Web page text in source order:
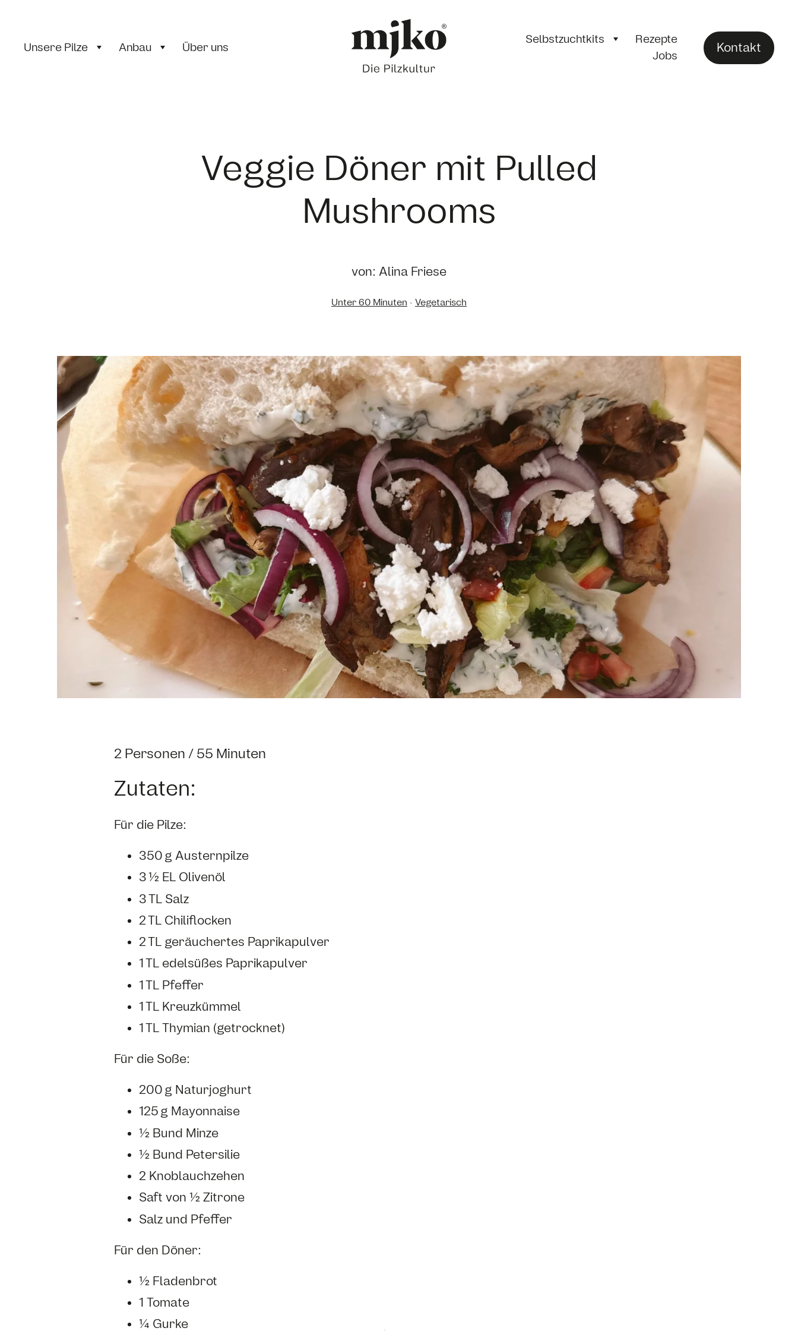
Unsere Pilze Anbau Über uns
Selbstzuchtkits
Rezepte
Jobs
Kontakt
Veggie Döner mit Pulled
Mushrooms
von: Alina Friese
Unter 60 Minuten · Vegetarisch
2 Personen / 55 Minuten
Zutaten:
Für die Pilze:
350 g Austernpilze
3 ½ EL Olivenöl
3 TL Salz
2 TL Chiliflocken
2 TL geräuchertes Paprikapulver
1 TL edelsüßes Paprikapulver
1 TL Pfeffer
1 TL Kreuzkümmel
1 TL Thymian (getrocknet)
Für die Soße:
200 g Naturjoghurt
125 g Mayonnaise
½ Bund Minze
½ Bund Petersilie
2 Knoblauchzehen
Saft von ½ Zitrone
Salz und Pfeffer
Für den Döner:
½ Fladenbrot
1 Tomate
¼ Gurke